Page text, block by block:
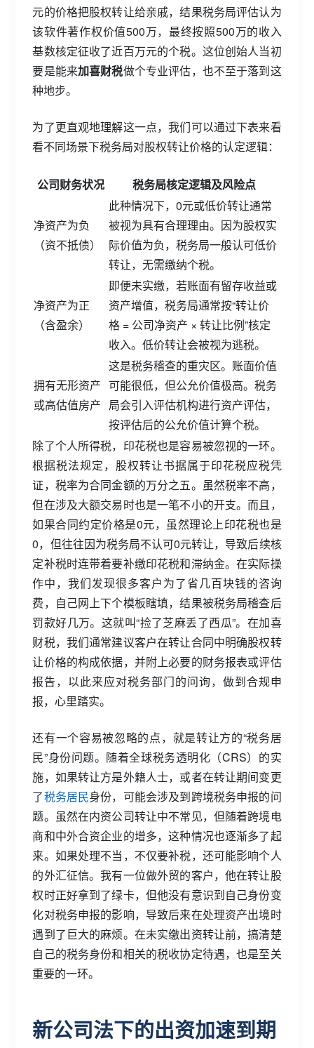
元的价格把股权转让给亲戚，结果税务局评估认为
该软件著作权价值500万，最终按照500万的收入
基数核定征收了近百万元的个税。这位创始人当初
要是能来加喜财税做个专业评估，也不至于落到这
种地步。
为了更直观地理解这一点，我们可以通过下表来看
看不同场景下税务局对股权转让价格的认定逻辑：
公司财务状况 税务局核定逻辑及风险点
净资产为负
（资不抵债）
此种情况下，0元或低价转让通常
被视为具有合理理由。因为股权实
际价值为负，税务局一般认可低价
转让，无需缴纳个税。
净资产为正
（含盈余）
即便未实缴，若账面有留存收益或
资产增值，税务局通常按“转让价
格 = 公司净资产 × 转让比例”核定
收入。低价转让会被视为逃税。
拥有无形资产
或高估值房产
这是税务稽查的重灾区。账面价值
可能很低，但公允价值极高。税务
局会引入评估机构进行资产评估，
按评估后的公允价值计算个税。
除了个人所得税，印花税也是容易被忽视的一环。
根据税法规定，股权转让书据属于印花税应税凭
证，税率为合同金额的万分之五。虽然税率不高，
但在涉及大额交易时也是一笔不小的开支。而且，
如果合同约定价格是0元，虽然理论上印花税也是
0，但往往因为税务局不认可0元转让，导致后续核
定补税时连带着要补缴印花税和滞纳金。在实际操
作中，我们发现很多客户为了省几百块钱的咨询
费，自己网上下个模板瞎填，结果被税务局稽查后
罚款好几万。这就叫“捡了芝麻丢了西瓜”。在加喜
财税，我们通常建议客户在转让合同中明确股权转
让价格的构成依据，并附上必要的财务报表或评估
报告，以此来应对税务部门的问询，做到合规申
报，心里踏实。
还有一个容易被忽略的点，就是转让方的“税务居
民”身份问题。随着全球税务透明化（CRS）的实
施，如果转让方是外籍人士，或者在转让期间变更
了税务居民身份，可能会涉及到跨境税务申报的问
题。虽然在内资公司转让中不常见，但随着跨境电
商和中外合资企业的增多，这种情况也逐渐多了起
来。如果处理不当，不仅要补税，还可能影响个人
的外汇征信。我有一位做外贸的客户，他在转让股
权时正好拿到了绿卡，但他没有意识到自己身份变
化对税务申报的影响，导致后来在处理资产出境时
遇到了巨大的麻烦。在未实缴出资转让前，搞清楚
自己的税务身份和相关的税收协定待遇，也是至关
重要的一环。
新公司法下的出资加速到期